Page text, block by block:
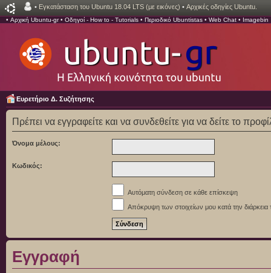
• Εγκατάσταση του Ubuntu 18.04 LTS (με εικόνες) • Αρχικές οδηγίες Ubuntu.
• Αρχική Ubuntu-gr• Οδηγοί - How to - Tutorials • Περιοδικό Ubuntistas • Web Chat • Imagebin
Ευρετήριο Δ. Συζήτησης
Πρέπει να εγγραφείτε και να συνδεθείτε για να δείτε το
Όνομα μέλους:
Κωδικός:
Αυτόματη σύνδεση σε κάθε επίσκεψη
Απόκρυψη των στοιχείων μου κατά την διάρκεια
Εγγραφή